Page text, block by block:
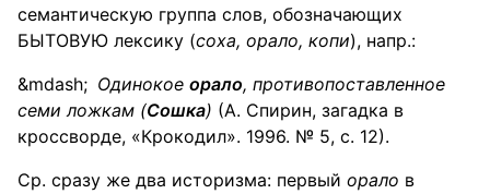
семантическую группа слов, обозначающих
БЫТОВУЮ лексику (соха, орало, копи), напр.:
Одинокое орало, противопоставленное
семи ложкам (Сошка) (А. Спирин, загадка в
кроссворде, «Крокодил». 1996. № 5, с. 12).
Ср. сразу же два историзма: первый орало в